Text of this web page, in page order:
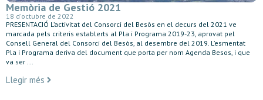
Memòria de Gestió 2021
18 d'octubre de 2022
PRESENTACIÓ L’activitat del Consorci del Besòs en el decurs del 2021 ve
marcada pels criteris establerts al Pla i Programa 2019-23, aprovat pel
Consell General del Consorci del Besòs, al desembre del 2019. L’esmentat
Pla i Programa deriva del document que porta per nom Agenda Besos, i que
va ser ...
Llegir més